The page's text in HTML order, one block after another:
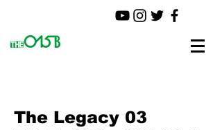
The Legacy 03